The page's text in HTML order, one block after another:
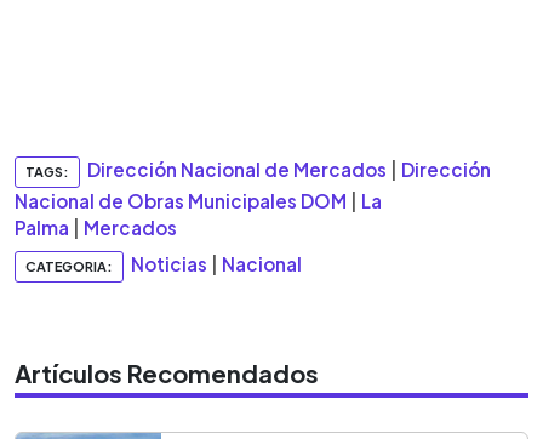
TAGS: Dirección Nacional de Mercados
Dirección
Nacional de Obras Municipales DOM
La
Palma
Mercados
CATEGORIA: Noticias Nacional
Artículos Recomendados